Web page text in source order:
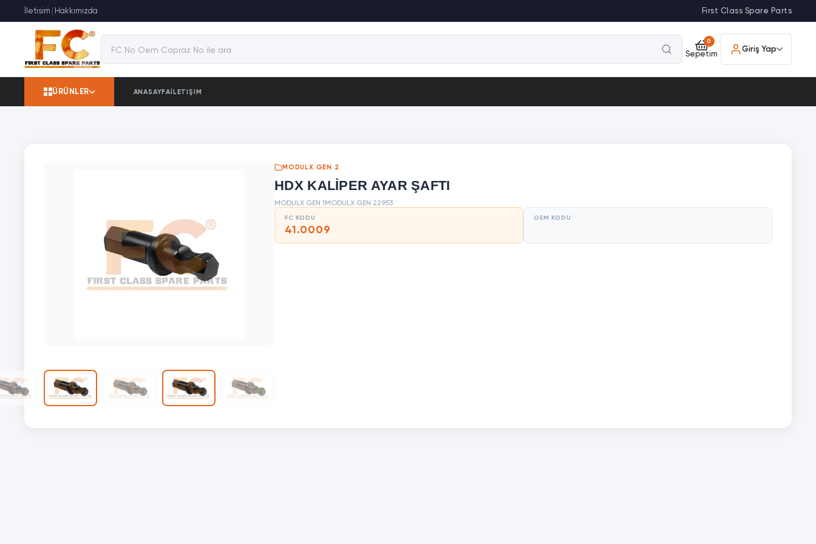
İletisim Hakkımızda First Class Spare Parts
0
Sepetim
Giriş Yap
ÜRÜNLER ANASAYFA İLETIŞIM
MODULX GEN 2
HDX KALİPER AYAR ŞAFTI
MODULX GEN 1 MODULX GEN 22953
FC KODU
41.0009
OEM KODU